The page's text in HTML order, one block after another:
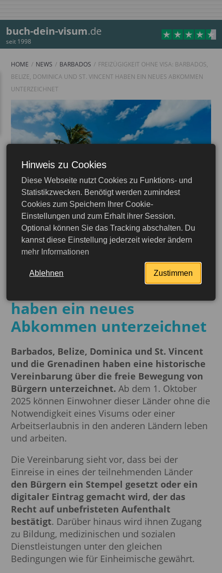
buch-dein-visum.de
seit 1998
HOME NEWS BARBADOS
FREIZÜGIGKEIT OHNE VISA: BARBADOS,
BELIZE, DOMINICA UND ST. VINCENT HABEN EIN NEUES ABKOMMEN
UNTERZEICHNET
10.10.2025
Freizügigkeit ohne Visa:
Barbados, Belize,
Dominica und St. Vincent
haben ein neues
Abkommen unterzeichnet
Barbados, Belize, Dominica und St. Vincent
und die Grenadinen haben eine historische
Vereinbarung über die freie Bewegung von
Bürgern unterzeichnet. Ab dem 1. Oktober
2025 können Einwohner dieser Länder ohne die
Notwendigkeit eines Visums oder einer
Arbeitserlaubnis in den anderen Ländern leben
und arbeiten.
Die Vereinbarung sieht vor, dass bei der
Einreise in eines der teilnehmenden Länder
den Bürgern ein Stempel gesetzt oder ein
digitaler Eintrag gemacht wird, der das
Recht auf unbefristeten Aufenthalt
bestätigt. Darüber hinaus wird ihnen Zugang
zu Bildung, medizinischen und sozialen
Dienstleistungen unter den gleichen
Bedingungen wie für Einheimische gewährt.
Hinweis zu Cookies
Diese Webseite nutzt Cookies zu Funktions- und
Statistikzwecken. Benötigt werden zumindest
Cookies zum Speichern Ihrer Cookie-
Einstellungen und zum Erhalt ihrer Session.
Optional können Sie das Tracking abschalten. Du
kannst diese Einstellung jederzeit wieder ändern
mehr Informationen
Ablehnen Zustimmen